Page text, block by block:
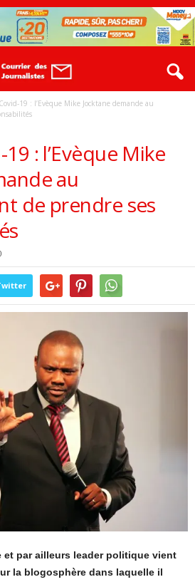
19 : l’Evèque Mike Jocktane demande au
: l’Evèque Mike
au
de prendre ses
et par ailleurs leader politique vient
la blogosphère dans laquelle il